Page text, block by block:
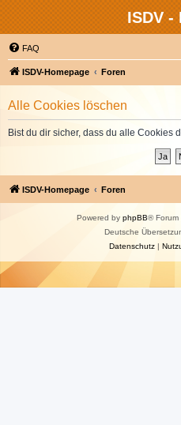
ISDV -
FAQ
ISDV-Homepage Foren
Alle Cookies löschen
Bist du dir sicher, dass du alle Cookies
ISDV-Homepage Foren
Powered by phpBB® Forum
Deutsche
Datenschutz|